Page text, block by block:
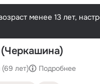
менее 13 лет,
(69 лет) Подробнее